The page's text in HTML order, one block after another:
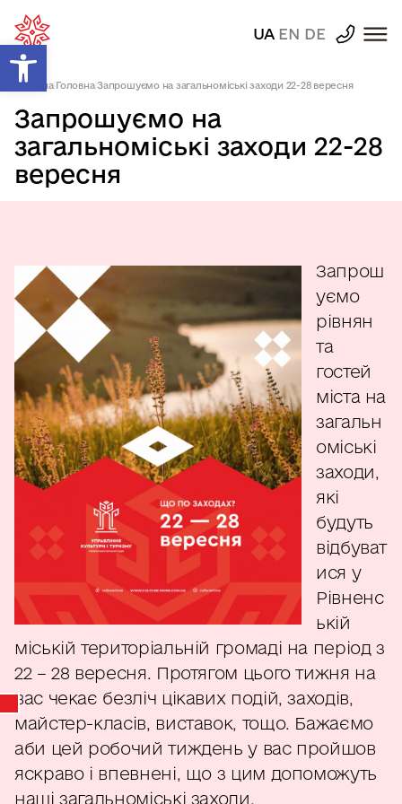
Відкрити Панель інструментів
UA EN DE
Головна| Головна|Запрошуємо на загальноміські заходи 22-28 вересня
Запрошуємо на
загальноміські заходи 22-28
вересня
Запрош
уємо
рівнян
та
гостей
міста на
загальн
оміські
заходи,
які
будуть
відбуват
ися у
Рівненс
ькій
міській територіальній громаді на період з
22 – 28 вересня. Протягом цього тижня на
вас чекає безліч цікавих подій, заходів,
майстер-класів, виставок, тощо. Бажаємо
аби цей робочий тиждень у вас пройшов
яскраво і впевнені, що з цим допоможуть
наші загальноміські заходи.